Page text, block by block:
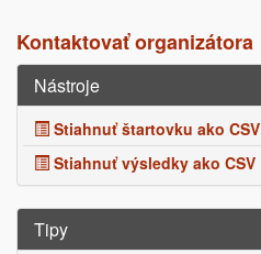
Kontaktovať organizátora
Nástroje
Stiahnuť štartovku ako CSV
Stiahnuť výsledky ako CSV
Tipy